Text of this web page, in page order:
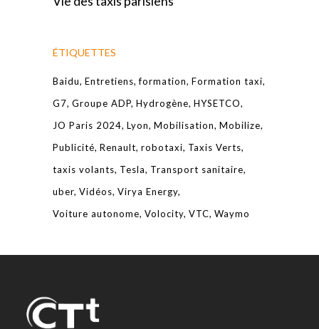
ÉTIQUETTES
Baidu Entretiens formation Formation taxi
G7 Groupe ADP Hydrogène HYSETCO
JO Paris 2024 Lyon Mobilisation Mobilize
Publicité Renault robotaxi Taxis Verts
taxis volants Tesla
Transport sanitaire
uber Vidéos Virya Energy
Voiture autonome Volocity VTC Waymo